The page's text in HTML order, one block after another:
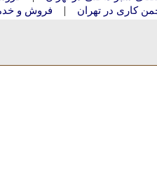
کاری در تهران | فروش و